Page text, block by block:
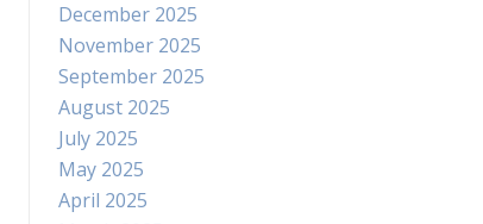
December 2025
November 2025
September 2025
August 2025
July 2025
May 2025
April 2025